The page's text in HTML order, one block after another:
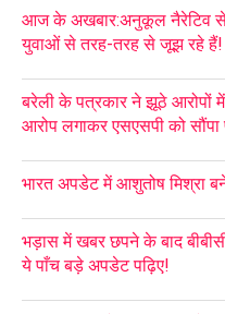
आज के अखबार:अनुकूल नैरेटिव
युवाओं से तरह-तरह से जूझ रहे हैं!
बरेली के पत्रकार ने झूठे आरोपों
आरोप लगाकर एसएसपी को सौंपा
भारत अपडेट में आशुतोष मिश्रा
भड़ास में खबर छपने के बाद
ये पाँच बड़े अपडेट पढ़िए!